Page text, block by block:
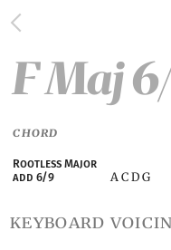
F Maj
CHORD
Rootless Major
add 6/9
A C D G
keyboard